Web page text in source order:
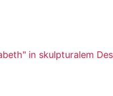
in skulpturalem